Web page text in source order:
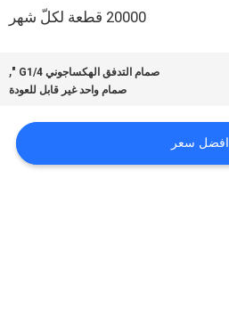
20000 قطعة لكلّ شهر
صمام التدفق الهكساجوني G1/4 " ,
صمام واحد غير قابل للعودة
افضل سعر